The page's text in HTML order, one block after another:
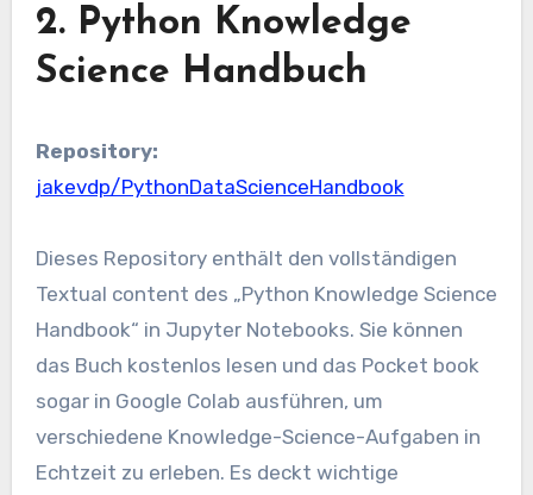
2. Python Knowledge
Science Handbuch
Repository:
jakevdp/PythonDataScienceHandbook
Dieses Repository enthält den vollständigen
Textual content des „Python Knowledge Science
Handbook“ in Jupyter Notebooks. Sie können
das Buch kostenlos lesen und das Pocket book
sogar in Google Colab ausführen, um
verschiedene Knowledge-Science-Aufgaben in
Echtzeit zu erleben. Es deckt wichtige